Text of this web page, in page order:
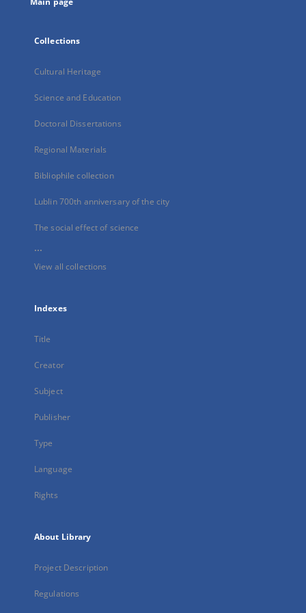
Collections
Cultural Heritage
Science and Education
Doctoral Dissertations
Regional Materials
Bibliophile collection
Lublin 700th anniversary of the city
The social effect of science
...
View all collections
Indexes
Title
Creator
Subject
Publisher
Type
Language
Rights
About Library
Project Description
Regulations